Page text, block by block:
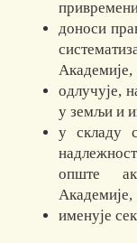
доноси
Академије,
одлучује,
у земљи и
у складу
опште
Академије,
именује